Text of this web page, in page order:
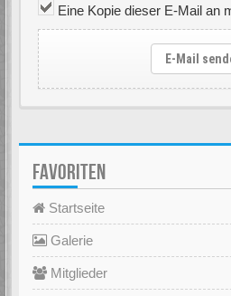
Eine Kopie dieser E-Mail an
E-Mail
FAVORITEN
Startseite
Galerie
Mitglieder